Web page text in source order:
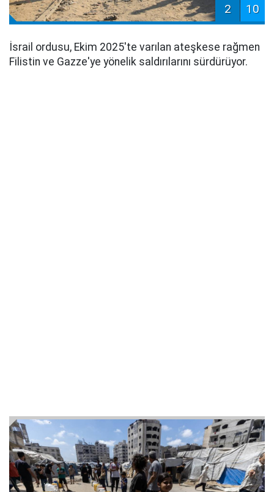
2 10
İsrail ordusu, Ekim 2025'te varılan ateşkese rağmen
Filistin ve Gazze'ye yönelik saldırılarını sürdürüyor.